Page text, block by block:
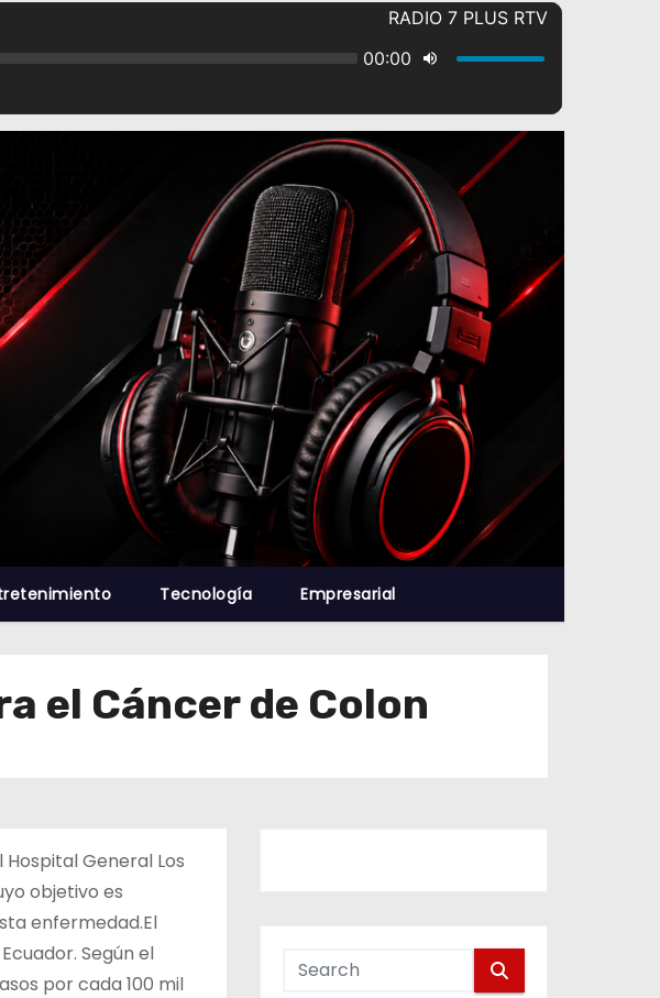
Tecnología Empresarial
el Cáncer de Colon
General Los
objetivo es
enfermedad.El
Según el
por cada 100 mil